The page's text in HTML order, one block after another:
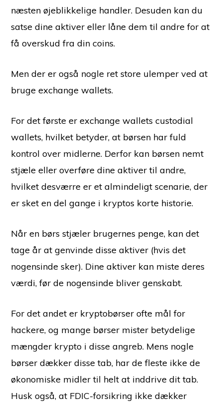
næsten øjeblikkelige handler. Desuden kan du
satse dine aktiver eller låne dem til andre for at
få overskud fra din coins.
Men der er også nogle ret store ulemper ved at
bruge exchange wallets.
For det første er exchange wallets custodial
wallets, hvilket betyder, at børsen har fuld
kontrol over midlerne. Derfor kan børsen nemt
stjæle eller overføre dine aktiver til andre,
hvilket desværre er et almindeligt scenarie, der
er sket en del gange i kryptos korte historie.
Når en børs stjæler brugernes penge, kan det
tage år at genvinde disse aktiver (hvis det
nogensinde sker). Dine aktiver kan miste deres
værdi, før de nogensinde bliver genskabt.
For det andet er kryptobørser ofte mål for
hackere, og mange børser mister betydelige
mængder krypto i disse angreb. Mens nogle
børser dækker disse tab, har de fleste ikke de
økonomiske midler til helt at inddrive dit tab.
Husk også, at FDIC-forsikring ikke dækker